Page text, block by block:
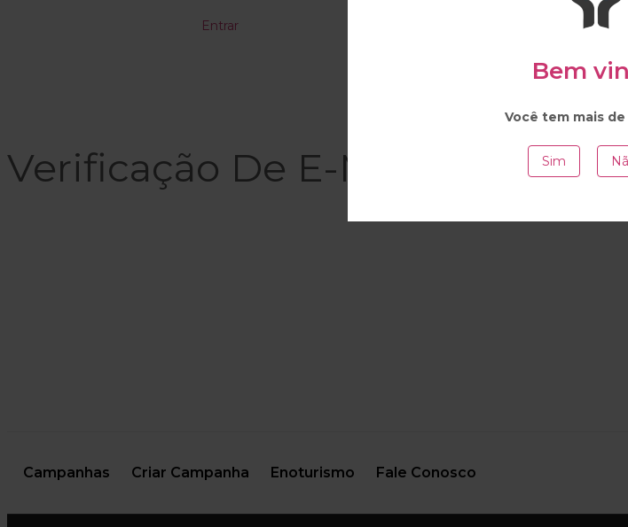
Bem
Você tem mais de
Sim
Entrar
Verificação De E-Mail
Campanhas Criar Campanha Enoturismo Fale Conosco